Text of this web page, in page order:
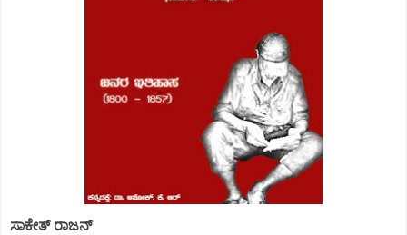
ಸಾಕೇತ್ ರಾಜನ್